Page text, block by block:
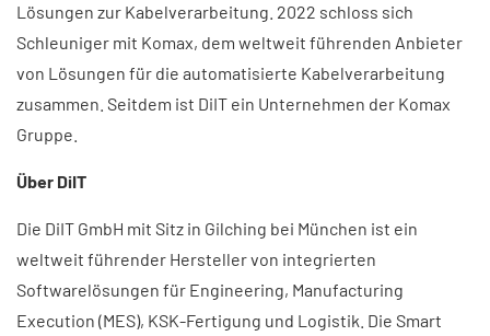
Lösungen zur Kabelverarbeitung. 2022 schloss sich
Schleuniger mit Komax, dem weltweit führenden Anbieter
von Lösungen für die automatisierte Kabelverarbeitung
zusammen. Seitdem ist DiIT ein Unternehmen der Komax
Gruppe.
Über DiIT
Die DiIT GmbH mit Sitz in Gilching bei München ist ein
weltweit führender Hersteller von integrierten
Softwarelösungen für Engineering, Manufacturing
Execution (MES), KSK-Fertigung und Logistik. Die Smart